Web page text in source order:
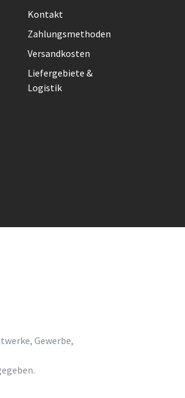
Kontakt
Zahlungsmethoden
Versandkosten
Liefergebiete &
Logistik
Gewerbe,